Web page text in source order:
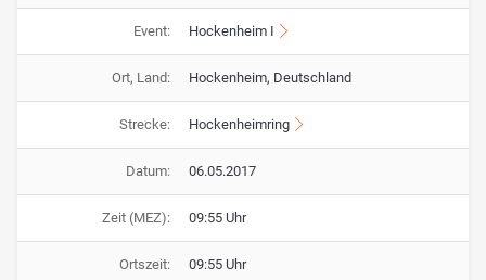
Event: Hockenheim I
Ort, Land: Hockenheim, Deutschland
Strecke: Hockenheimring
Datum: 06.05.2017
Zeit (MEZ): 09:55 Uhr
Ortszeit: 09:55 Uhr